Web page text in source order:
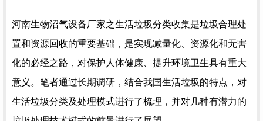
河南生物沼气设备厂家之生活垃圾分类收集是垃圾合理处
置和资源回收的重要基础，是实现减量化、资源化和无害
化的必经之路，对保护人体健康、提升环境卫生具有重大
意义。笔者通过长期调研，结合我国生活垃圾的特点，对
生活垃圾分类及处理模式进行了梳理，并对几种有潜力的